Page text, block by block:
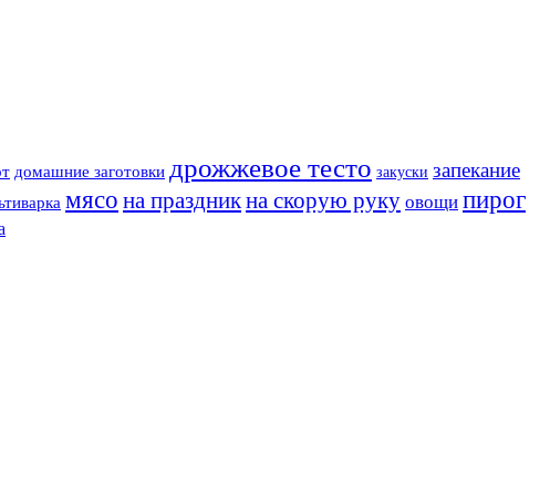
домашние заготовки дрожжевое тесто закуски запекание
мясо на праздникна скорую руку овощи пирог